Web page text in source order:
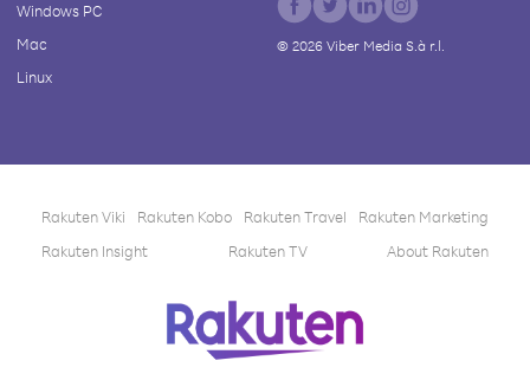
Windows PC
Mac
Linux
© 2026Viber Media S.à r.l.
Rakuten Viki Rakuten Kobo Rakuten Travel
Rakuten Marketing
Rakuten Insight
Rakuten TV About Rakuten